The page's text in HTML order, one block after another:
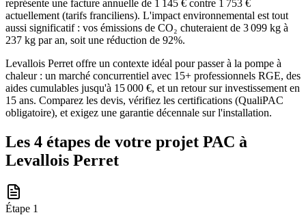
représente une facture annuelle de 1 145 € contre 1 753 €
actuellement (tarifs franciliens). L'impact environnemental est tout
aussi significatif : vos émissions de CO₂ chuteraient de 3 099 kg à
237 kg par an, soit une réduction de 92%.
Levallois Perret offre un contexte idéal pour passer à la pompe à
chaleur : un marché concurrentiel avec 15+ professionnels RGE, des
aides cumulables jusqu'à 15 000 €, et un retour sur investissement en
15 ans. Comparez les devis, vérifiez les certifications (QualiPAC
obligatoire), et exigez une garantie décennale sur l'installation.
Les 4 étapes de votre projet PAC à
Levallois Perret
Étape 1